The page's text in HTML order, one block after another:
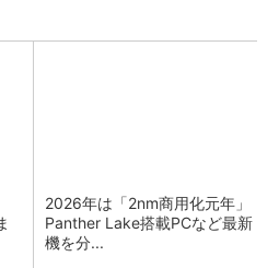
2026年は「2nm商用化元年」
Panther Lake搭載PCなど最新
機を分...